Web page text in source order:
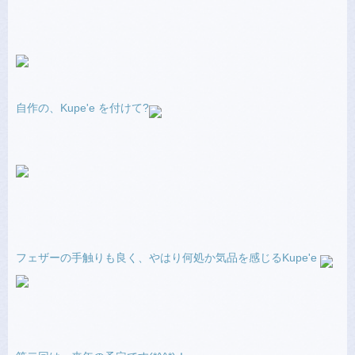
自作の、Kupe'e を付けて?
フェザーの手触りも良く、やはり何処か気品を感じるKupe'e